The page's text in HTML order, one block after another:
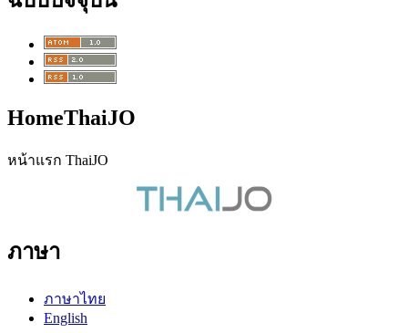
HomeThaiJO
หน้าแรก ThaiJO
ภาษา
ภาษาไทย
English